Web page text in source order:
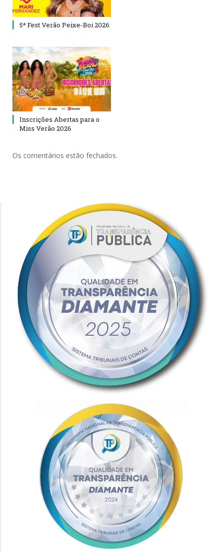
5ª Fest Verão Peixe-Boi 2026
Inscrições Abertas para o
Miss Verão 2026
Os comentários estão fechados.